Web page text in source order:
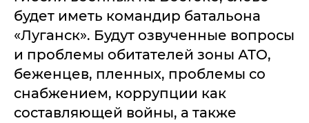
будет иметь командир батальона
«Луганск». Будут озвученные вопросы
и проблемы обитателей зоны АТО,
беженцев, пленных, проблемы со
снабжением, коррупции как
составляющей войны, а также